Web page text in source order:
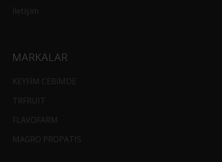
İletişim
MARKALAR
KEYFİM CEBİMDE
TRFRUIT
FLAVOFARM
MAGRO PROPATIS